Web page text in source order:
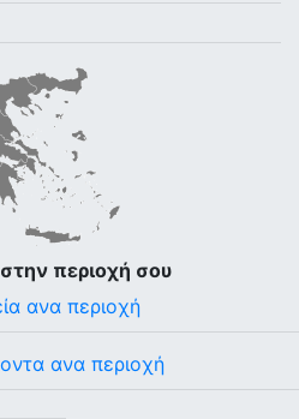
περιοχή σου
ανα περιοχή
ανα περιοχή